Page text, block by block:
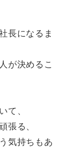
長になるま
が決めるこ
て、
張る、
気持ちもあ